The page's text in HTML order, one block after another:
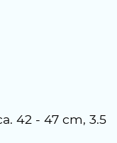
42 - 47 cm, 3.5